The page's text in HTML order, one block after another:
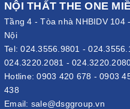
NỘI THẤT THE ONE
Tầng 4 - Tòa nhà NHBIDV 104
Nội
Tel:024.3556.9801 -
024.3220.2081 -
Hotline:0903 420 678 - 0903
438
Email: sale@dsggroup.vn